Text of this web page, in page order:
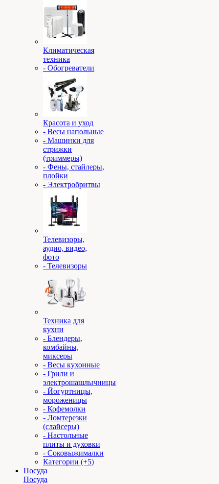
Климатическая
техника
- Обогреватели
Красота и уход
- Весы напольные
- Машинки для
стрижки
(триммеры)
- Фены, стайлеры,
плойки
- Электробритвы
Телевизоры,
аудио, видео,
фото
- Телевизоры
Техника для
кухни
- Блендеры,
комбайны,
миксеры
- Весы кухонные
- Грили и
электрошашлычницы
- Йогуртницы,
мороженицы
- Кофемолки
- Ломтерезки
(слайсеры)
- Настольные
плиты и духовки
- Соковыжималки
Категории (+5)
Посуда
Посуда